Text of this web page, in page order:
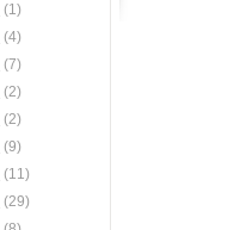
(1)
(4)
(7)
(2)
(2)
(9)
(11)
(29)